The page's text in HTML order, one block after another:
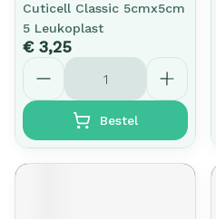
Cuticell Classic 5cmx5cm
5 Leukoplast
€ 3,25
Aantal
Bestel